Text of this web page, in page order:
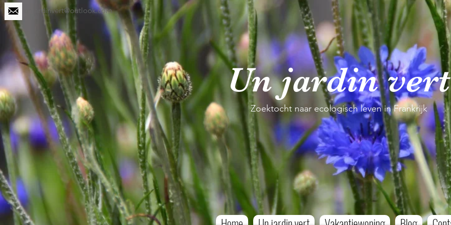
unjardinvert@outlook.com
Un jardin vert
Zoektocht naar ecologisch leven in Frankrijk